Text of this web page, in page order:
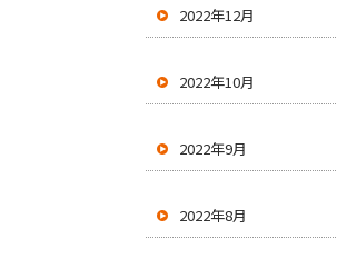
2022年12月
2022年10月
2022年9月
2022年8月